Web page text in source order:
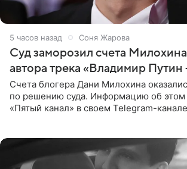
5 часов назад Соня Жарова
Суд заморозил счета Милохина
автора трека «Владимир
Счета блогера Дани Милохина
по решению суда. Информацию об этом
«Пятый канал» в своем Telegram-